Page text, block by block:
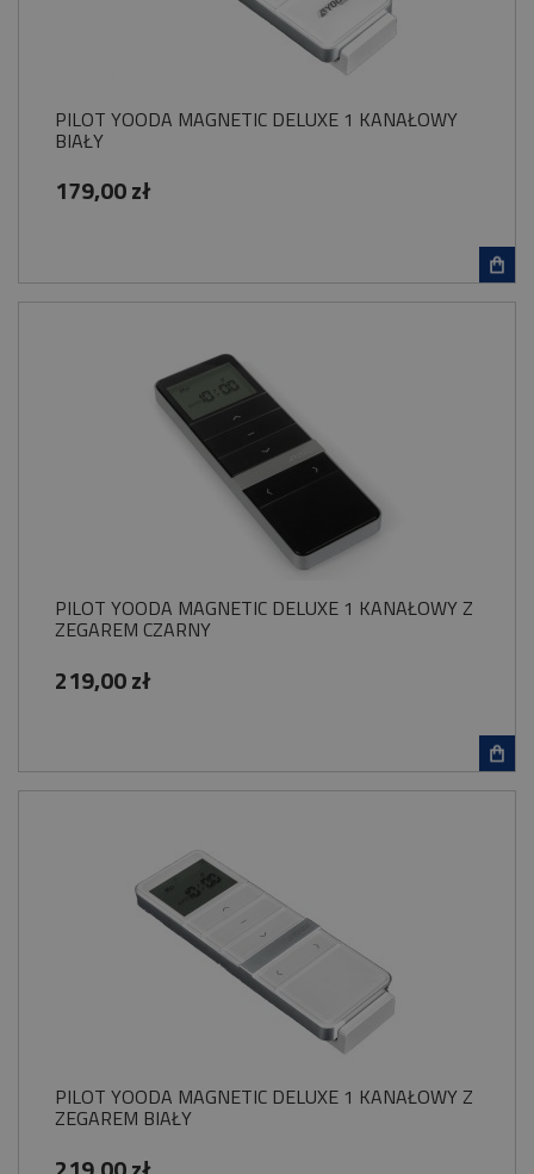
PILOT YOODA MAGNETIC DELUXE 1 KANAŁOWY
BIAŁY
179,00 zł
PILOT YOODA MAGNETIC DELUXE 1 KANAŁOWY Z
ZEGAREM CZARNY
219,00 zł
PILOT YOODA MAGNETIC DELUXE 1 KANAŁOWY Z
ZEGAREM BIAŁY